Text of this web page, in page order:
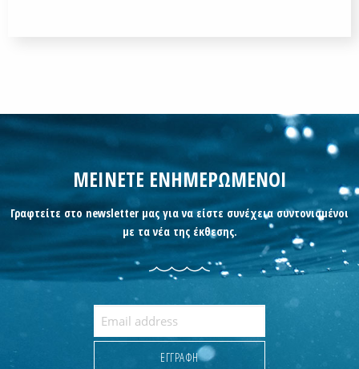
ΜΕΙΝΕΤΕ ΕΝΗΜΕΡΩΜΕΝΟΙ
Γραφτείτε στο newsletter μας για να είστε συνέχεια συντονισμένοι
με τα νέα της έκθεσης.